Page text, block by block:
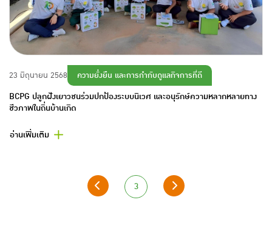
23 มิถุนายน 2568 ความยั่งยืน และการกำกับดูแลกิจการที่ดี
BCPG ปลูกฝังเยาวชนร่วมปกป้องระบบนิเวศ และอนุรักษ์ความหลากหลายทาง
ชีวภาพในถิ่นบ้านเกิด
อ่านเพิ่มเติม
3